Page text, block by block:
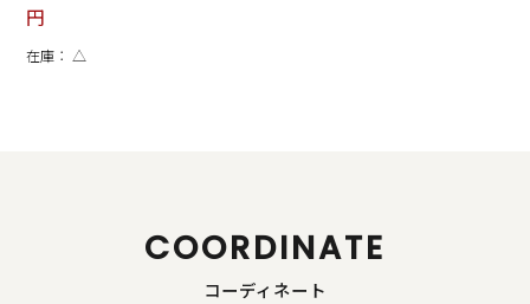
円
在庫：△
COORDINATE
コーディネート